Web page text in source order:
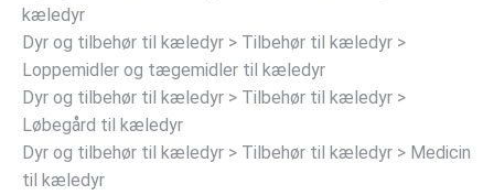
kæledyr
Dyr og tilbehør til kæledyr > Tilbehør til kæledyr >
Loppemidler og tægemidler til kæledyr
Dyr og tilbehør til kæledyr > Tilbehør til kæledyr >
Løbegård til kæledyr
Dyr og tilbehør til kæledyr > Tilbehør til kæledyr > Medicin
til kæledyr